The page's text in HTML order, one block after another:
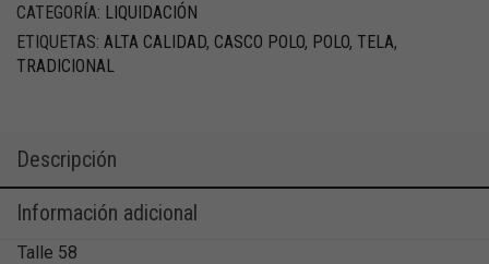
CATEGORÍA: LIQUIDACIÓN
ETIQUETAS: ALTA CALIDAD, CASCO POLO, POLO, TELA,
TRADICIONAL
Descripción
Información adicional
Talle 58